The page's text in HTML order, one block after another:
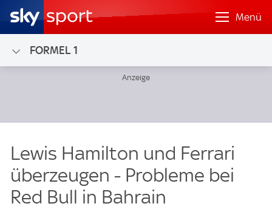
Menü
FORMEL 1
Lewis Hamilton und Ferrari
überzeugen - Probleme bei
Red Bull in Bahrain